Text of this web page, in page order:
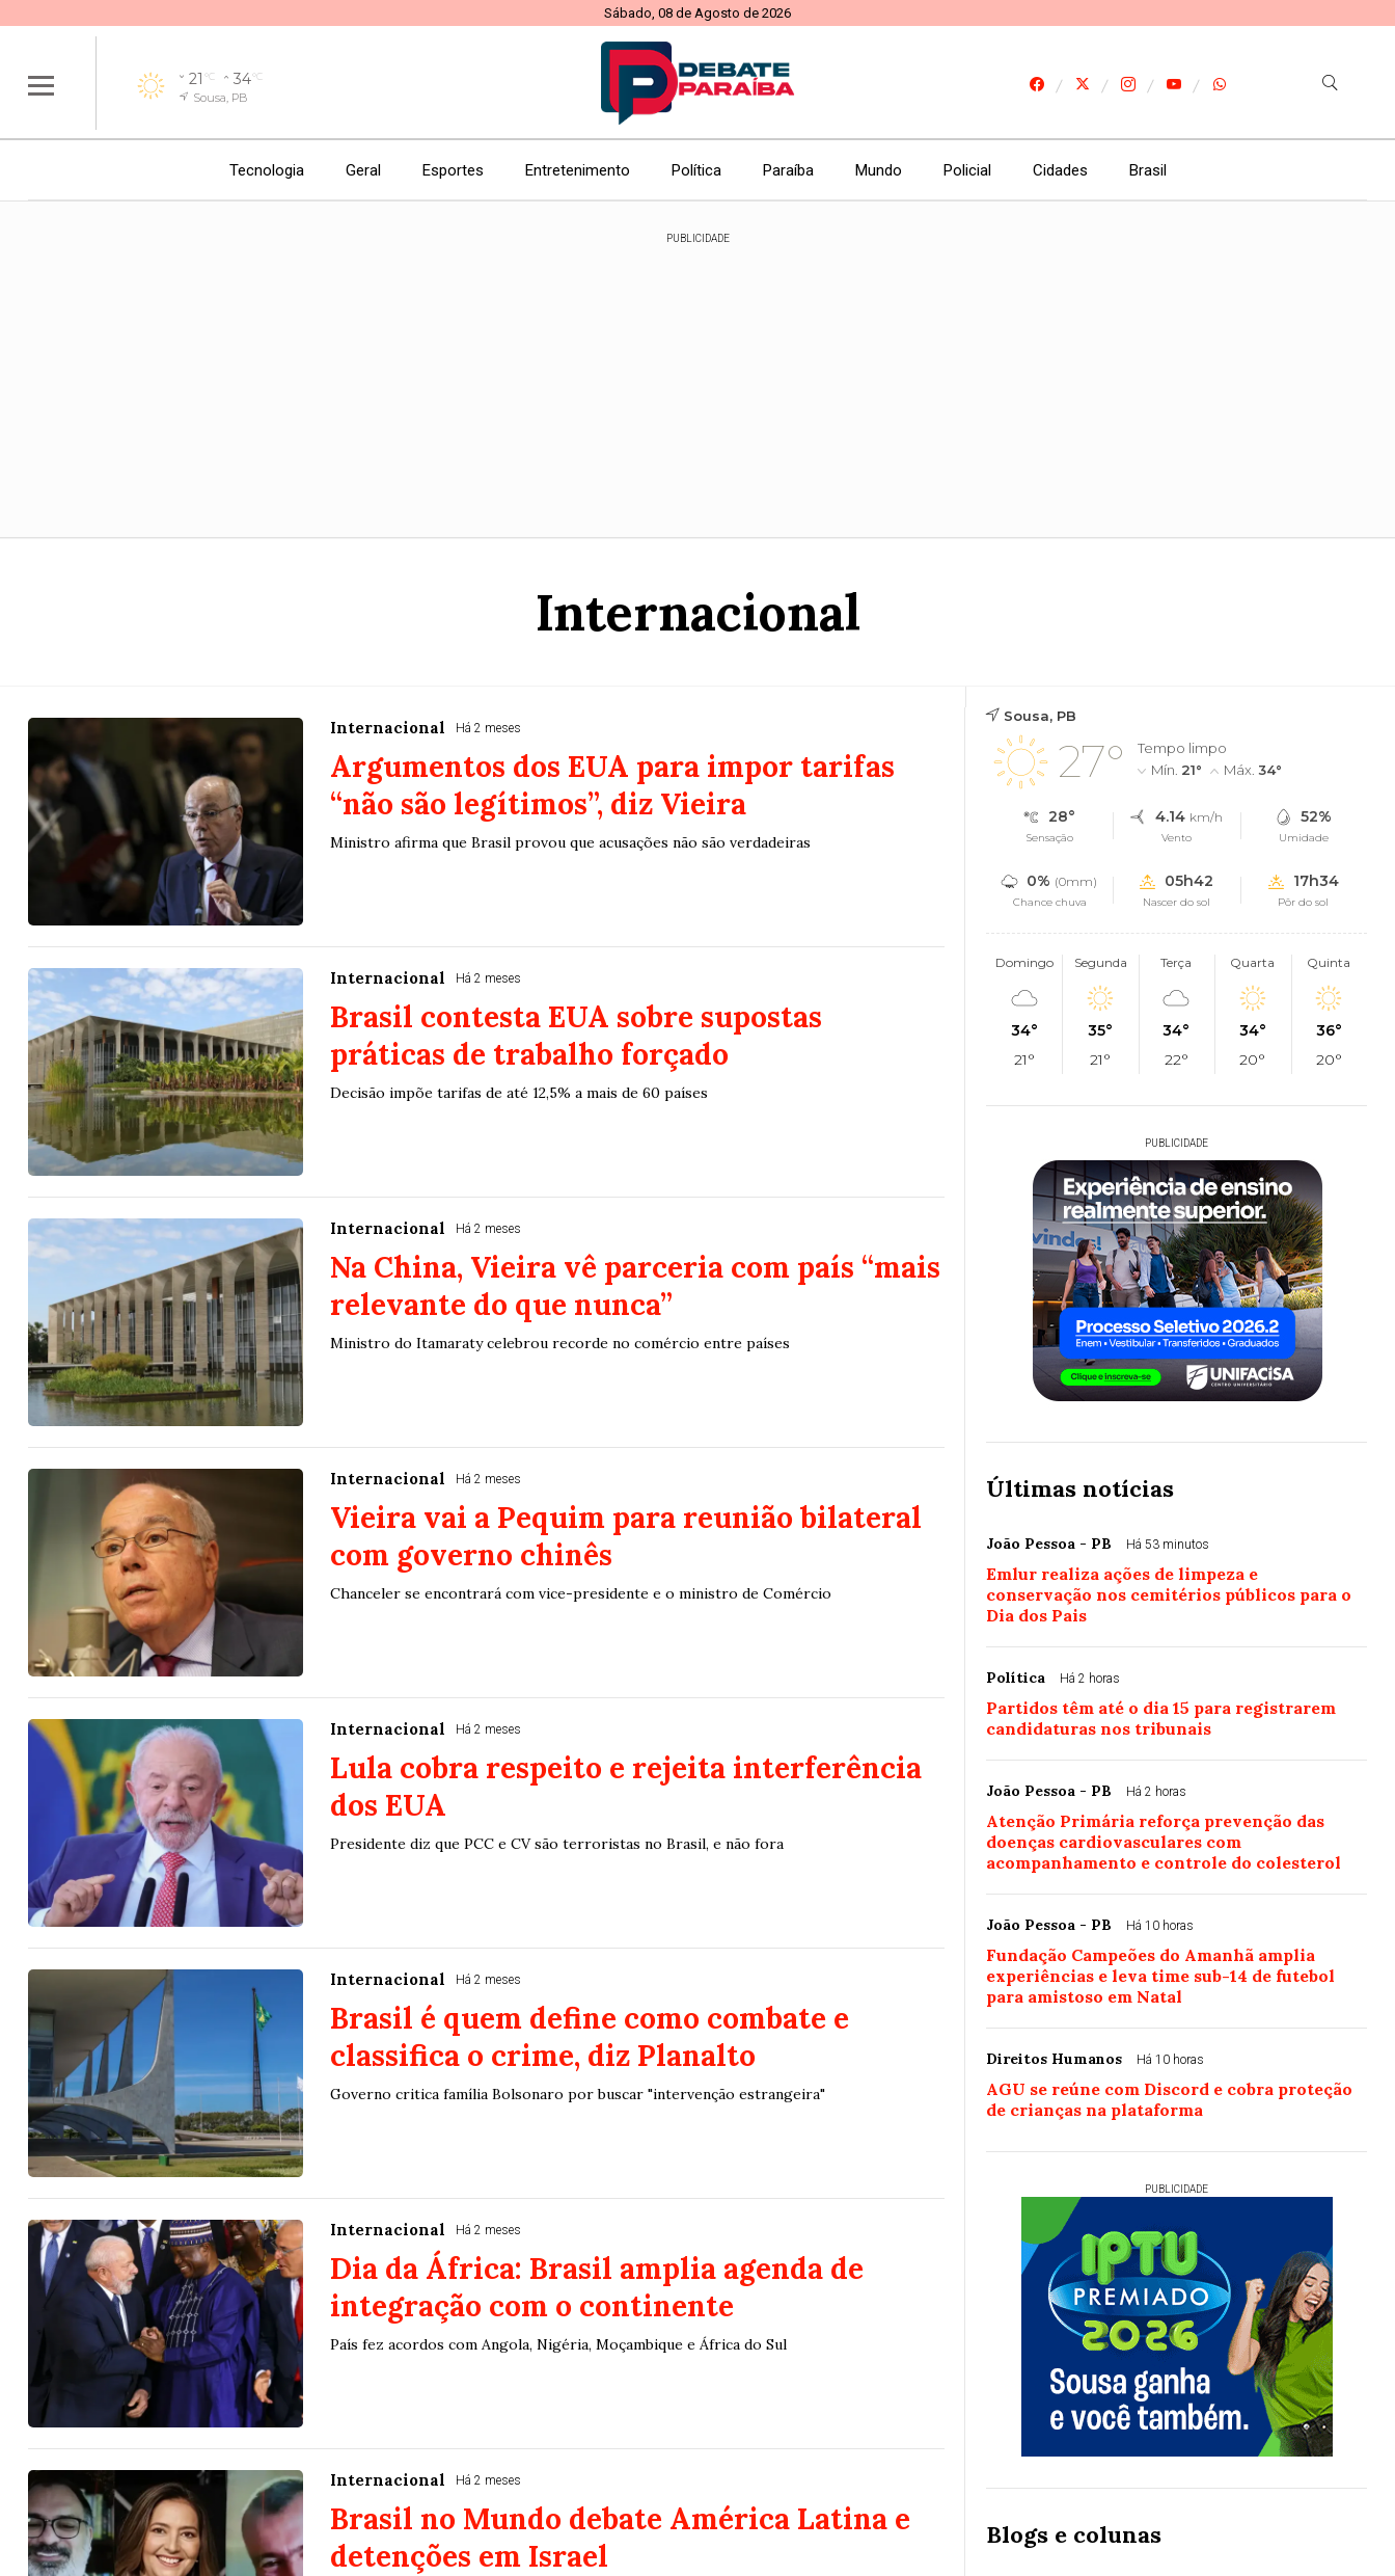
Sábado, 08 de Agosto de 2026
21 °C 34°C
Sousa, PB
Tecnologia Geral Esportes Entretenimento Política Paraíba Mundo Policial Cidades Brasil
PUBLICIDADE
Internacional
Internacional Há 2 meses
Argumentos dos EUA para impor tarifas
“não são legítimos”, diz Vieira
Ministro afirma que Brasil provou que acusações não são verdadeiras
Internacional Há 2 meses
Brasil contesta EUA sobre supostas
práticas de trabalho forçado
Decisão impõe tarifas de até 12,5% a mais de 60 países
Internacional Há 2 meses
Na China, Vieira vê parceria com país “mais
relevante do que nunca”
Ministro do Itamaraty celebrou recorde no comércio entre países
Internacional Há 2 meses
Vieira vai a Pequim para reunião bilateral
com governo chinês
Chanceler se encontrará com vice-presidente e o ministro de Comércio
Internacional Há 2 meses
Lula cobra respeito e rejeita interferência
dos EUA
Presidente diz que PCC e CV são terroristas no Brasil, e não fora
Internacional Há 2 meses
Brasil é quem define como combate e
classifica o crime, diz Planalto
Governo critica família Bolsonaro por buscar "intervenção estrangeira"
Internacional Há 2 meses
Dia da África: Brasil amplia agenda de
integração com o continente
País fez acordos com Angola, Nigéria, Moçambique e África do Sul
Internacional Há 2 meses
Brasil no Mundo debate América Latina e
detenções em Israel
Sousa, PB
27°
Tempo limpo
Mín. 21° Máx. 34°
28°
Sensação
4.14 km/h
Vento
52%
Umidade
0% (0mm)
Chance chuva
05h42
Nascer do sol
17h34
Pôr do sol
Domingo
34°
21°
Segunda
35°
21°
Terça
34°
22°
Quarta
34°
20°
Quinta
36°
20°
PUBLICIDADE
Últimas notícias
João Pessoa - PB Há 53 minutos
Emlur realiza ações de limpeza e
conservação nos cemitérios públicos para o
Dia dos Pais
Política Há 2 horas
Partidos têm até o dia 15 para registrarem
candidaturas nos tribunais
João Pessoa - PB Há 2 horas
Atenção Primária reforça prevenção das
doenças cardiovasculares com
acompanhamento e controle do colesterol
João Pessoa - PB Há 10 horas
Fundação Campeões do Amanhã amplia
experiências e leva time sub-14 de futebol
para amistoso em Natal
Direitos Humanos Há 10 horas
AGU se reúne com Discord e cobra proteção
de crianças na plataforma
PUBLICIDADE
Blogs e colunas